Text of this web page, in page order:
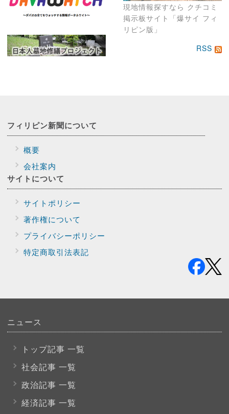
現地情報探すなら クチコミ
掲示板サイト「爆サイ フィ
リピン版」
RSS
フィリピン新聞について
概要
会社案内
サイトについて
サイトポリシー
著作権について
プライバシーポリシー
特定商取引法表記
ニュース
トップ記事 一覧
社会記事 一覧
政治記事 一覧
経済記事 一覧